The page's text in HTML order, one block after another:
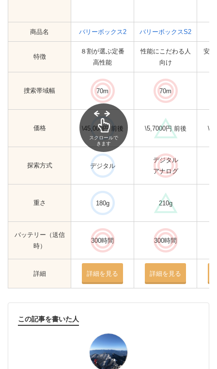
商品名 バリーボックス2 バリーボックスS2
特徴
８割が選ぶ定番
高性能
性能にこだわる人
向け
安
捜索帯域幅 70m 70m
価格 \45,000円 前後 \5,7000円 前後
探索方式 デジタル
デジタル
アナログ
重さ 180g 210g
バッテリー（送信
時）
300時間 300時間
詳細 詳細を見る 詳細を見る
スクロールで
きます
この記事を書いた人